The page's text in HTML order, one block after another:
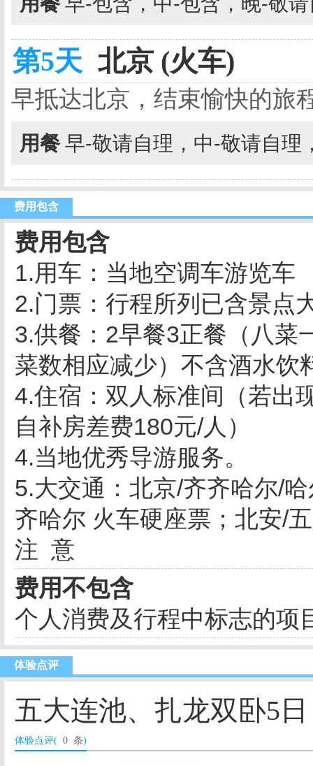
第5天 北京 (火车)
早抵达北京，结束愉快
用餐 早-敬请自理，中-敬请自理
费用包含
费用包含
1.用车：当地空调车游览车
2.门票：行程所列已含景点
3.供餐：2早餐3正餐（八菜
菜数相应减少）不含酒水饮
4.住宿：双人标准间（若出
自补房差费180元/人）
4.当地优秀导游服务。
5.大交通：北京/齐齐哈尔/
齐哈尔 火车硬座票；北安/
注 意
费用不包含
个人消费及行程中标志的项
体验点评
五大连池、扎龙双卧5日
体验点评( 0 条)